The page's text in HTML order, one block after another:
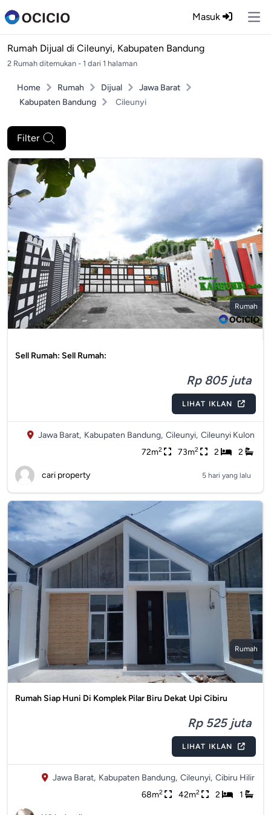
Masuk
Rumah Dijual di Cileunyi, Kabupaten Bandung
2 Rumah ditemukan - 1 dari 1 halaman
Home Rumah Dijual
Jawa Barat
Kabupaten Bandung
Cileunyi
Filter
Rumah
Sell Rumah: Sell Rumah:
Rp 805 juta
LIHAT IKLAN
Jawa Barat, Kabupaten Bandung, Cileunyi, Cileunyi Kulon
72m2 73m2 2 2
cari property 5 hari yang lalu
Rumah
Rumah Siap Huni Di Komplek Pilar Biru Dekat Upi Cibiru
Rp 525 juta
LIHAT IKLAN
Jawa Barat, Kabupaten Bandung, Cileunyi, Cibiru Hilir
68m2 42m2 2 1